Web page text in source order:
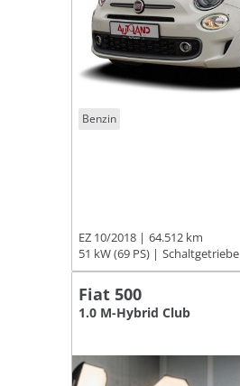
Benzin
EZ 10/2018
64.512 km
51 kW (69 PS)
Schaltgetriebe
Fiat 500
1.0 M-Hybrid Club